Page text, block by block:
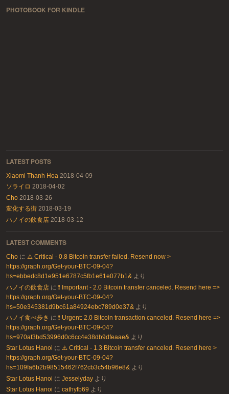
PHOTOBOOK FOR KINDLE
LATEST POSTS
Xiaomi Thanh Hoa 2018-04-09
ソライロ 2018-04-02
Cho 2018-03-26
変化する街 2018-03-19
ハノイの飲食店 2018-03-12
LATEST COMMENTS
Choに ⚠️ Critical - 0.8 Bitcoin transfer failed. Resend now >
https://graph.org/Get-your-BTC-09-04?
hs=ebbedc8d1e951e6787c5fb1e61e077b1&より
ハノイの飲食店に ❗ Important - 2.0 Bitcoin transfer canceled. Resend here =>
https://graph.org/Get-your-BTC-09-04?
hs=50e345381d9bc61a84924ebc789d0e37& より
ハノイ食べ歩き に ❗ Urgent: 2.0 Bitcoin transaction canceled. Resend here =>
https://graph.org/Get-your-BTC-09-04?
hs=970af3bd53996d0c6cc4e38db9dfeaae&より
Star Lotus Hanoi に ⚠️ Critical - 1.3 Bitcoin transfer canceled. Resend here >
https://graph.org/Get-your-BTC-09-04?
hs=109fa6b2b98515462f762cb3c54b96e8&より
Star Lotus Hanoi に Jesselydayより
Star Lotus Hanoi に cathyfb69 より